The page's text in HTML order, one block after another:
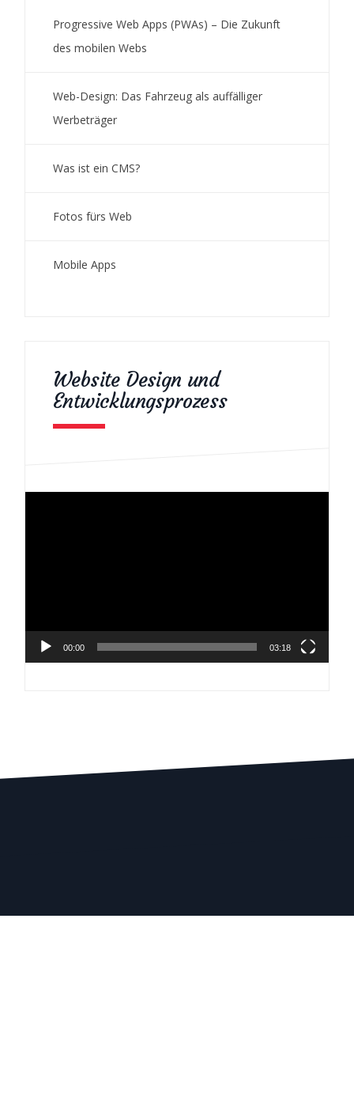
Progressive Web Apps (PWAs) – Die Zukunft
des mobilen Webs
Web-Design: Das Fahrzeug als auffälliger
Werbeträger
Was ist ein CMS?
Fotos fürs Web
Mobile Apps
Website Design und
Entwicklungsprozess
00:00 03:18